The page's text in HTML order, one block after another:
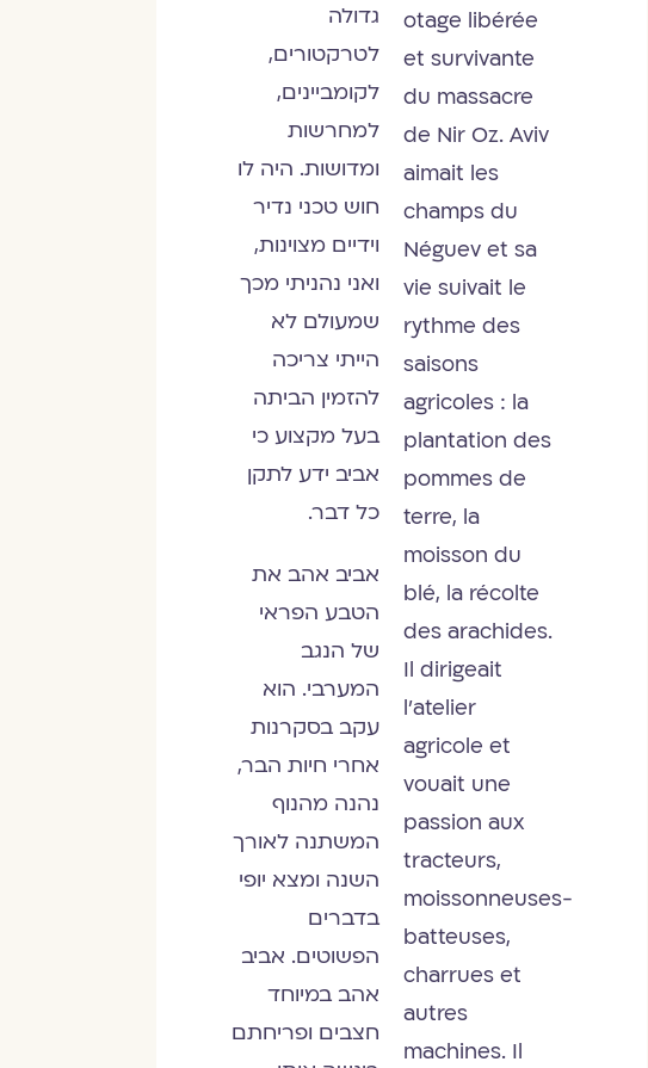
otage libérée
et survivante
du massacre
de Nir Oz. Aviv
aimait les
champs du
Néguev et sa
vie suivait le
rythme des
saisons
agricoles : la
plantation des
pommes de
terre, la
moisson du
blé, la récolte
des arachides.
Il dirigeait
l’atelier
agricole et
vouait une
passion aux
tracteurs,
moissonneuses-
batteuses,
charrues et
autres
machines. Il
גדולה
לטרקטורים,
לקומביינים,
למחרשות
ומדושות. היה לו
חוש טכני נדיר
וידיים מצוינות,
ואני נהניתי מכך
שמעולם לא
הייתי צריכה
להזמין הביתה
בעל מקצוע כי
אביב ידע לתקן
כל דבר.
אביב אהב את
הטבע הפראי
של הנגב
המערבי. הוא
עקב בסקרנות
אחרי חיות הבר,
נהנה מהנוף
המשתנה לאורך
השנה ומצא יופי
בדברים
הפשוטים. אביב
אהב במיוחד
חצבים ופריחתם